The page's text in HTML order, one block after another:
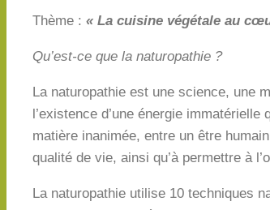
Thème : « La cuisine végétale au
Qu’est-ce que la naturopathie ?
La naturopathie est une science, une
l’existence d’une énergie
matière inanimée, entre un être
qualité de vie, ainsi qu’à permettre à
La naturopathie utilise 10 techniques